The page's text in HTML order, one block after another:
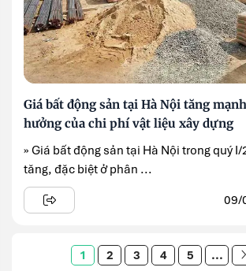
Giá bất động sản tại Hà Nội tăng
hưởng của chi phí vật liệu xây dựng
» Giá bất động sản tại Hà Nội trong quý
tăng, đặc biệt ở phân ...
09/
1 2 3 4 5 ...